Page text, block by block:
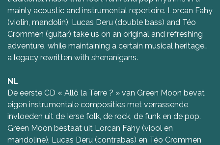
mainly acoustic and instrumental repertoire. Lorcan Fahy
(violin, mandolin), Lucas Deru (double bass) and Téo
Crommen (guitar) take us on an original and refreshing
adventure, while maintaining a certain musical heritage…
a legacy rewritten with shenanigans.
NL
De eerste CD « Allô la Terre ? » van Green Moon bevat
eigen instrumentale composities met verrassende
invloeden uit de Ierse folk, de rock, de funk en de pop.
Green Moon bestaat uit Lorcan Fahy (viool en
mandoline), Lucas Deru (contrabas) en Téo Crommen